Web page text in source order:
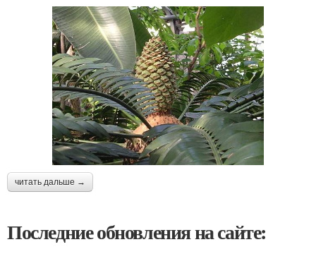
читать дальше →
Последние обновления на сайте: